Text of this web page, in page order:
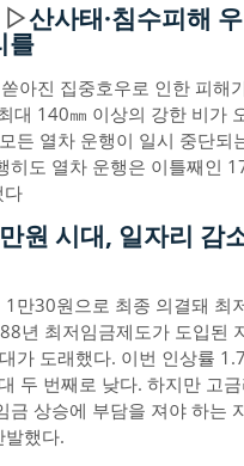
▷산사태·침수피해
를
아진 집중호우로 인한 피해
대 140㎜ 이상의 강한 비가
든 열차 운행이 일시 중단되
히도 열차 운행은 이틀째인
다
원 시대, 일자리 감
만30원으로 최종 의결돼 최
년 최저임금제도가 도입된
가 도래했다. 이번 인상률
두 번째로 낮다. 하지만 고
금 상승에 부담을 져야 하는
발했다.